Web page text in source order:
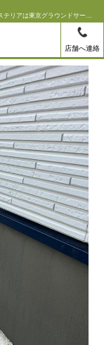
アは東京グラウンドサービス
店舗へ連絡